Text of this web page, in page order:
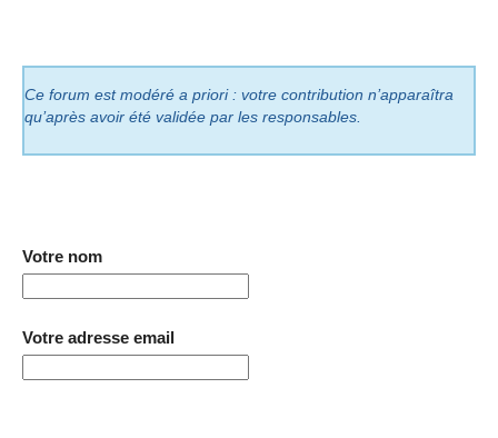
Ce forum est modéré a priori : votre contribution n’apparaîtra
qu’après avoir été validée par les responsables.
Votre nom
Votre adresse email